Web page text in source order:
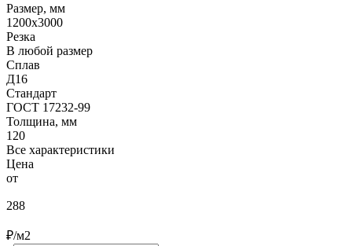
Размер, мм
1200х3000
Резка
В любой размер
Сплав
Д16
Стандарт
ГОСТ 17232-99
Толщина, мм
120
Все характеристики
Цена
от
288
₽/м2